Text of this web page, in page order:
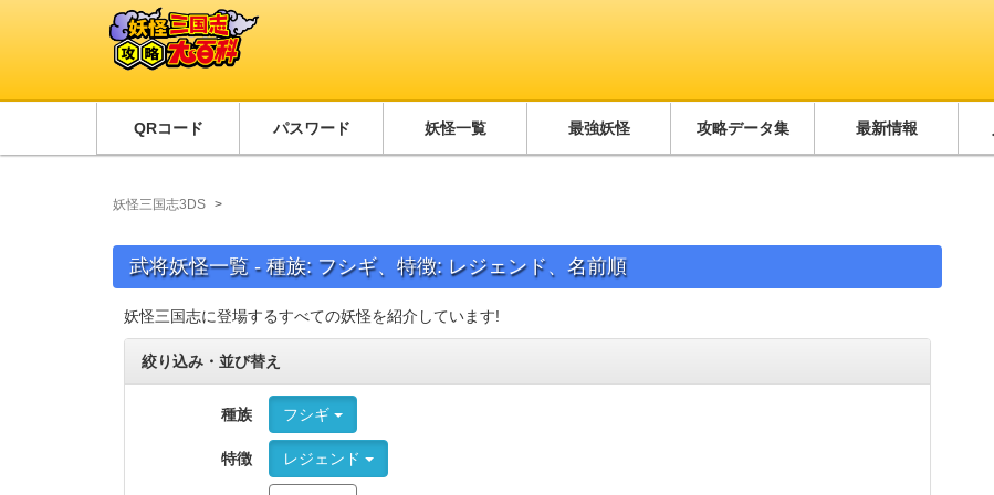
QRコード パスワード 妖怪一覧 最強妖怪 攻略データ集 最新情報
妖怪三国志3DS
武将妖怪一覧 - 種族: フシギ、特徴: レジェンド、名前順
妖怪三国志に登場するすべての妖怪を紹介しています!
絞り込み・並び替え
種族 フシギ
特徴 レジェンド